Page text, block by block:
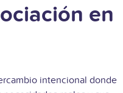
en
intencional donde